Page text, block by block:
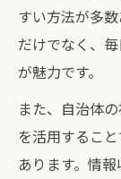
すい方法が多
だけでなく、
が魅力です。
また、自治体
を活用するこ
あります。情